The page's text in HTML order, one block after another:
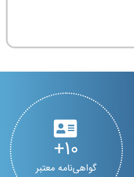
10
گواهی‌نامه معتبر